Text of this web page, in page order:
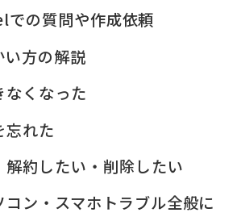
の質問や作成依頼
い方の解説
なくなった
忘れた
約したい・削除したい
コン・スマホトラブル全般に